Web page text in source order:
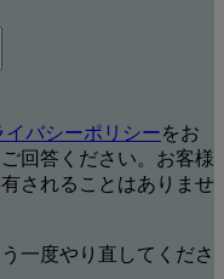
イバシーポリシーをお
回答ください。お客様
されることはありませ
一度やり直してくださ